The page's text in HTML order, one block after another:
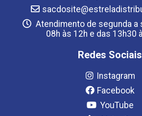
Atendimento de segunda a
08h às 12h e das 13h30
Redes Sociais
Instagram
Facebook
YouTube